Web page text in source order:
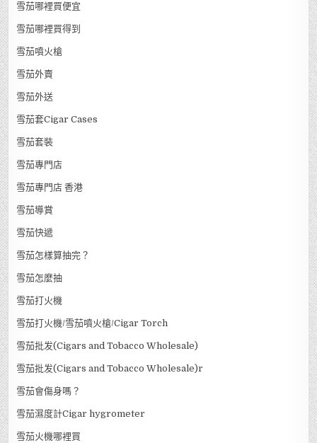
雪茄哪裡買便宜
雪茄哪裡買得到
雪茄噴火槍
雪茄外賣
雪茄外送
雪茄套Cigar Cases
雪茄套裝
雪茄專門店
雪茄專門店 香港
雪茄導賞
雪茄快遞
雪茄怎樣算抽完？
雪茄怎麼抽
雪茄打火機
雪茄打火機/雪茄噴火槍/Cigar Torch
雪茄批发(Cigars and Tobacco Wholesale)
雪茄批发(Cigars and Tobacco Wholesale)r
雪茄會傷身嗎？
雪茄濕度計Cigar hygrometer
雪茄火機哪裡買